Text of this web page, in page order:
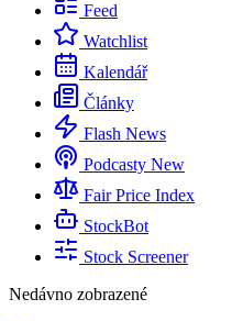
Feed
Watchlist
Kalendář
Články
Flash News
Podcasty New
Fair Price Index
StockBot
Stock Screener
Nedávno zobrazené